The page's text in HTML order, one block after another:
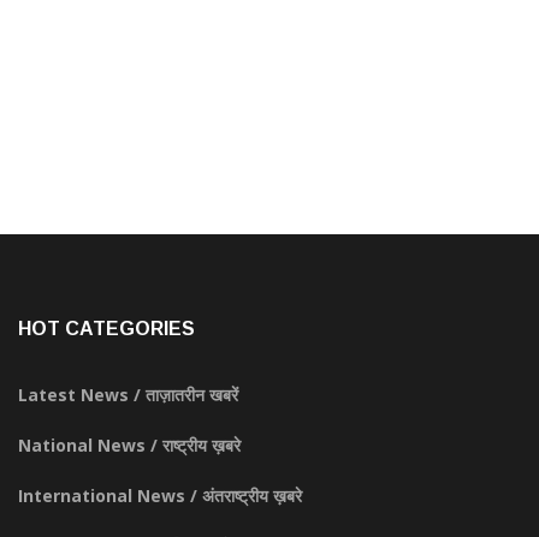
HOT CATEGORIES
Latest News / ताज़ातरीन खबरें
National News / राष्ट्रीय ख़बरे
International News / अंतराष्ट्रीय ख़बरे